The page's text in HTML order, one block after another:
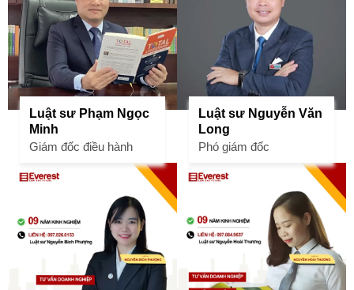
Luật sư Phạm Ngọc
Minh
Giám đốc điều hành
Luật sư Nguyễn Văn
Long
Phó giám đốc